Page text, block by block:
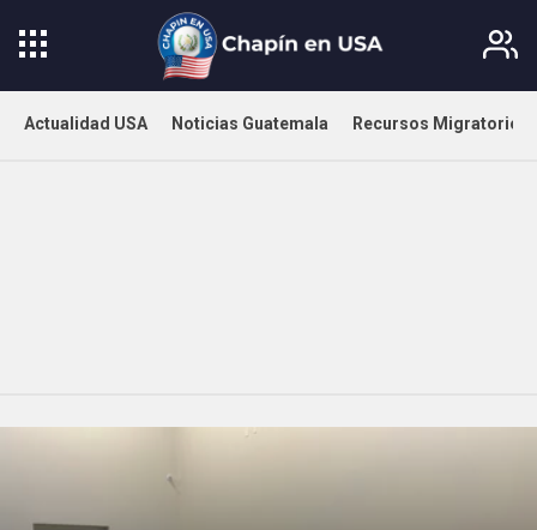
Actualidad USA Noticias Guatemala Recursos Migratorios